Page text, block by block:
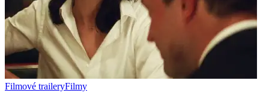
Filmové traileryFilmy